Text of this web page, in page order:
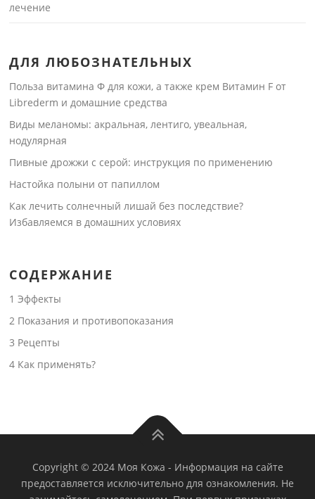
лечение
ДЛЯ ЛЮБОЗНАТЕЛЬНЫХ
Польза витамина Ф для кожи, а также крем Витамин F от
Librederm и домашние средства
Виды меланомы: акральная, лентиго, увеальная,
нодулярная
Пивные дрожжи с серой: инструкция по применению
Настойка полыни от папиллом
Как лечить солнечный лишай без последствие?
Избавляемся в домашних условиях
СОДЕРЖАНИЕ
1 Эффекты
2 Показания и противопоказания
3 Рецепты
4 Как применять?
Copyright © 2024 Моя Кожа - Информация на сайте
предоставляется исключительно для ознакомления. Не